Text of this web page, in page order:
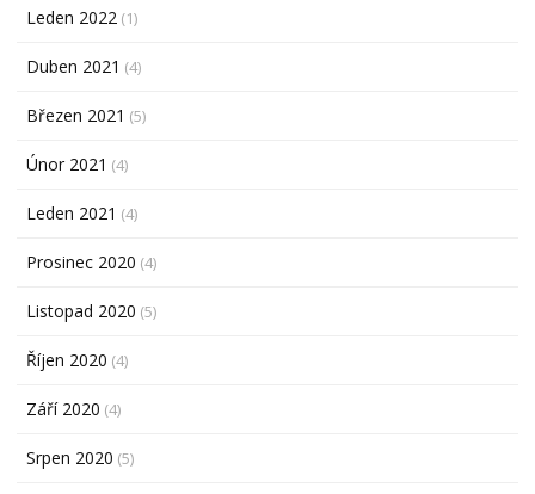
Leden 2022 (1)
Duben 2021 (4)
Březen 2021 (5)
Únor 2021 (4)
Leden 2021 (4)
Prosinec 2020 (4)
Listopad 2020 (5)
Říjen 2020 (4)
Září 2020 (4)
Srpen 2020 (5)